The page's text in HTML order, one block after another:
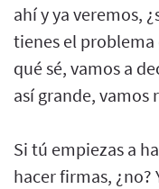
ahí y ya veremos,
tienes el problema
qué sé, vamos a
así grande, vamos
Si tú empiezas a
hacer firmas,